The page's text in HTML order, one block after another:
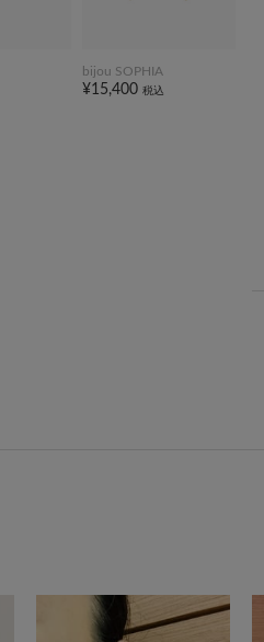
bijou SOPHIA
¥15,400 税込